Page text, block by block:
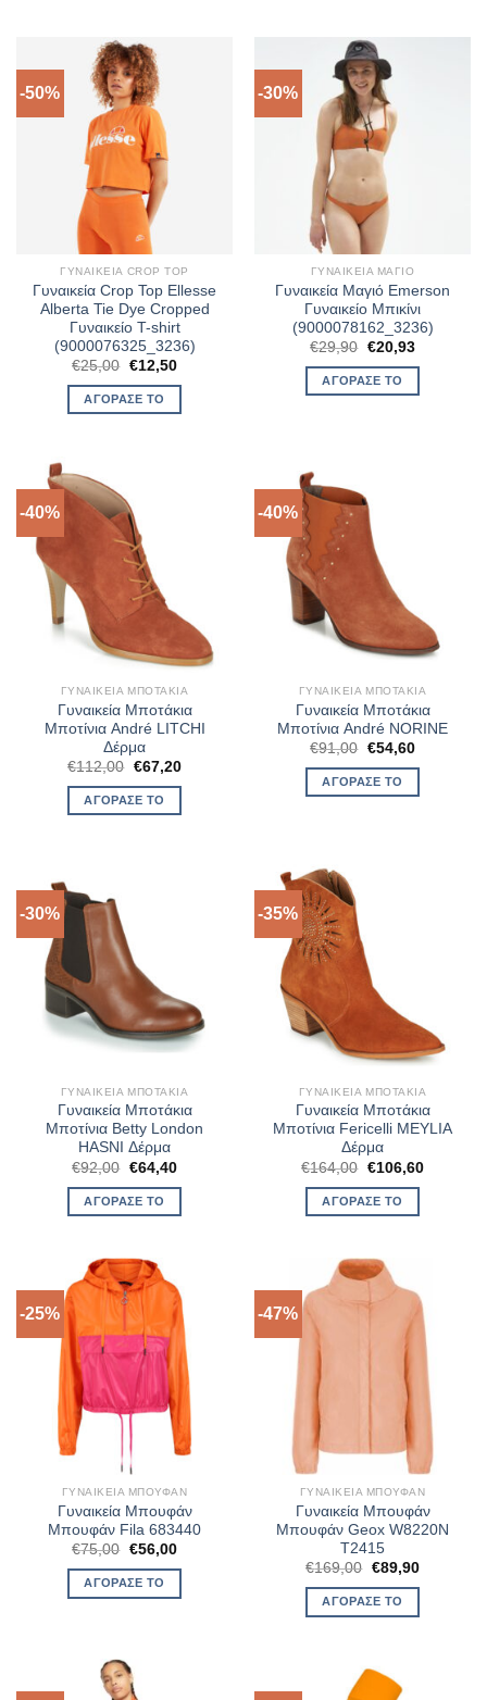
-50%
ΓΥΝΑΙΚΕΊΑ CROP TOP
Γυναικεία Crop Top Ellesse
Alberta Tie Dye Cropped
Γυναικείο T-shirt
(9000076325_3236)
€25,00 Original
was:
€25,00.
€12,50Η
ΑΓΌΡΑΣΈ ΤΟ
-30%
ΓΥΝΑΙΚΕΊΑ ΜΑΓΙΌ
Γυναικεία Μαγιό Emerson
Γυναικείο Μπικίνι
(9000078162_3236)
€29,90 Original
was:
€29,90.
€20,93Η
ΑΓΌΡΑΣΈ ΤΟ
-40%
ΓΥΝΑΙΚΕΊΑ ΜΠΟΤΆΚΙΑ
Γυναικεία Μποτάκια
Μποτίνια André LITCHI
Δέρμα
€112,00 Original
was:
€112,00.
€67,20Η
ΑΓΌΡΑΣΈ ΤΟ
-40%
ΓΥΝΑΙΚΕΊΑ ΜΠΟΤΆΚΙΑ
Γυναικεία Μποτάκια
Μποτίνια André NORINE
€91,00 Original
was:
€91,00.
€54,60Η
ΑΓΌΡΑΣΈ ΤΟ
-30%
ΓΥΝΑΙΚΕΊΑ ΜΠΟΤΆΚΙΑ
Γυναικεία Μποτάκια
Μποτίνια Betty London
HASNI Δέρμα
€92,00 Original
was:
€92,00.
€64,40Η
ΑΓΌΡΑΣΈ ΤΟ
-35%
ΓΥΝΑΙΚΕΊΑ ΜΠΟΤΆΚΙΑ
Γυναικεία Μποτάκια
Μποτίνια Fericelli MEYLIA
Δέρμα
€164,00 Original
was:
€164,00.
€106,60Η
ΑΓΌΡΑΣΈ ΤΟ
-25%
ΓΥΝΑΙΚΕΊΑ ΜΠΟΥΦΆΝ
Γυναικεία Μπουφάν
Μπουφάν Fila 683440
€75,00 Original
was:
€75,00.
€56,00Η
ΑΓΌΡΑΣΈ ΤΟ
-47%
ΓΥΝΑΙΚΕΊΑ ΜΠΟΥΦΆΝ
Γυναικεία Μπουφάν
Μπουφάν Geox W8220N
T2415
€169,00 Original
was:
€169,00.
€89,90Η
ΑΓΌΡΑΣΈ ΤΟ